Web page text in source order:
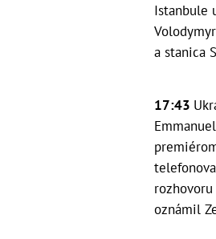
Istanbule
a stanica
17:43
oznámil